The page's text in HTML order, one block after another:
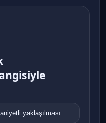
yaklaşılması